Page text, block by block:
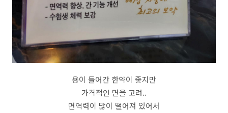
용이 들어간 한약이 좋지만
가격적인 면을 고려..
면역력이 많이 떨어져 있어서